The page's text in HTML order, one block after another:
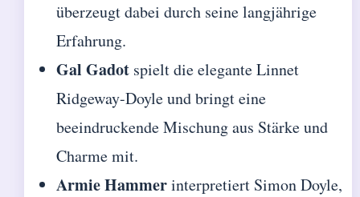
überzeugt dabei durch seine langjährige
Erfahrung.
Gal Gadot spielt die elegante Linnet
Ridgeway-Doyle und bringt eine
beeindruckende Mischung aus Stärke und
Charme mit.
Armie Hammerinterpretiert Simon Doyle,